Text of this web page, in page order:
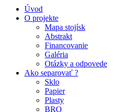
Úvod
O projekte
Mapa stojísk
Abstrakt
Financovanie
Galéria
Otázky a odpovede
Ako separovať ?
Sklo
Papier
Plasty
BRO